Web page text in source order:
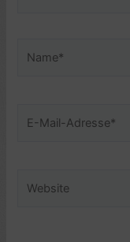
Mail-